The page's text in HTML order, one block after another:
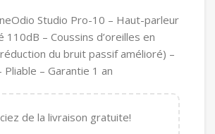
Studio Pro-10 – Haut-parleur
– Coussins d’oreilles en
du bruit passif amélioré) –
– Garantie 1 an
de la livraison gratuite!